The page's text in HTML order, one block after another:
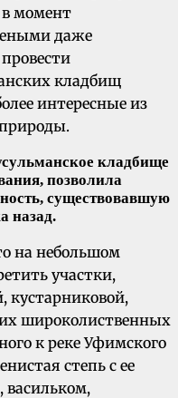
в момент
даже
кладбищ
интересные из
кладбище
позволила
существовавшую
назад.
на небольшом
участки,
кустарниковой,
широколиственных
к реке Уфимского
степь с ее